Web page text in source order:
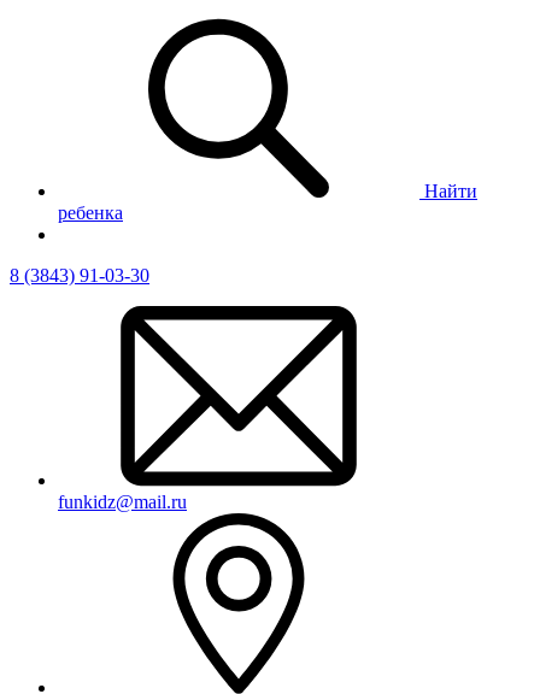
Найти
ребенка
8 (3843) 91-03-30
funkidz@mail.ru